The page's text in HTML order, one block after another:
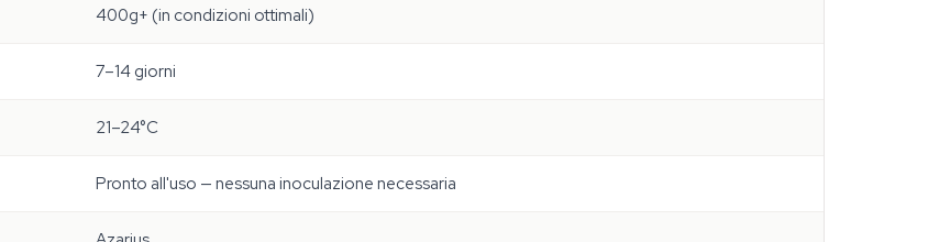
400g+ (in condizioni ottimali)
7–14 giorni
21–24°C
Pronto all'uso — nessuna inoculazione necessaria